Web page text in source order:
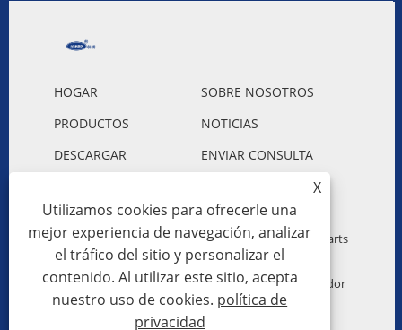
HOGAR
SOBRE NOSOTROS
PRODUCTOS
NOTICIAS
DESCARGAR
ENVIAR CONSULTA
Copyright © 2023 Guangzhou Hanbo Automotive Parts
Co., Ltd. - Radiador de plástico de aluminio para
automóviles, condensador para automóviles, soplador
para automóviles - Todos los derechos reservados.
X
Utilizamos cookies para ofrecerle una
mejor experiencia de navegación, analizar
el tráfico del sitio y personalizar el
contenido. Al utilizar este sitio, acepta
nuestro uso de cookies. política de
privacidad